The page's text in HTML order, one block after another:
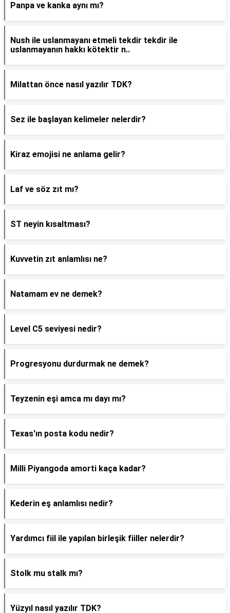
Panpa ve kanka aynı mı?
Nush ile uslanmayanı etmeli tekdir tekdir ile
uslanmayanın hakkı kötektir n..
Milattan önce nasıl yazılır TDK?
Sez ile başlayan kelimeler nelerdir?
Kiraz emojisi ne anlama gelir?
Laf ve söz zıt mı?
ST neyin kısaltması?
Kuvvetin zıt anlamlısı ne?
Natamam ev ne demek?
Level C5 seviyesi nedir?
Progresyonu durdurmak ne demek?
Teyzenin eşi amca mı dayı mı?
Texas'ın posta kodu nedir?
Milli Piyangoda amorti kaça kadar?
Kederin eş anlamlısı nedir?
Yardımcı fiil ile yapılan birleşik fiiller nelerdir?
Stolk mu stalk mı?
Yüzyıl nasıl yazılır TDK?